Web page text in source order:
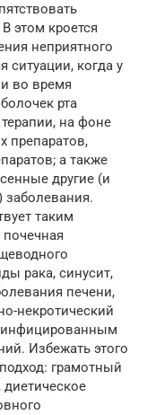
этом кроется
неприятного
ситуации, когда у
во время
рта
на фоне
препаратов,
а также
другие (и
заболевания.
таким
рака, синусит,
печени,
некротический
инфицированным
Избежать этого
грамотный
диетическое